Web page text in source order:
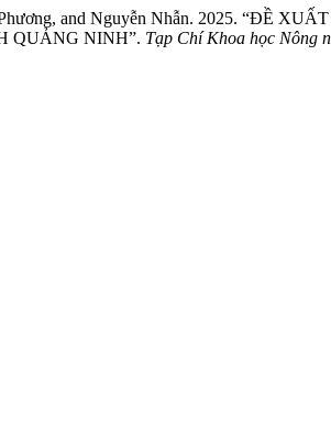
and Nguyễn Nhẫn. 2025. “ĐỀ
QUẢNG NINH”. Tạp Chí Khoa học Nông